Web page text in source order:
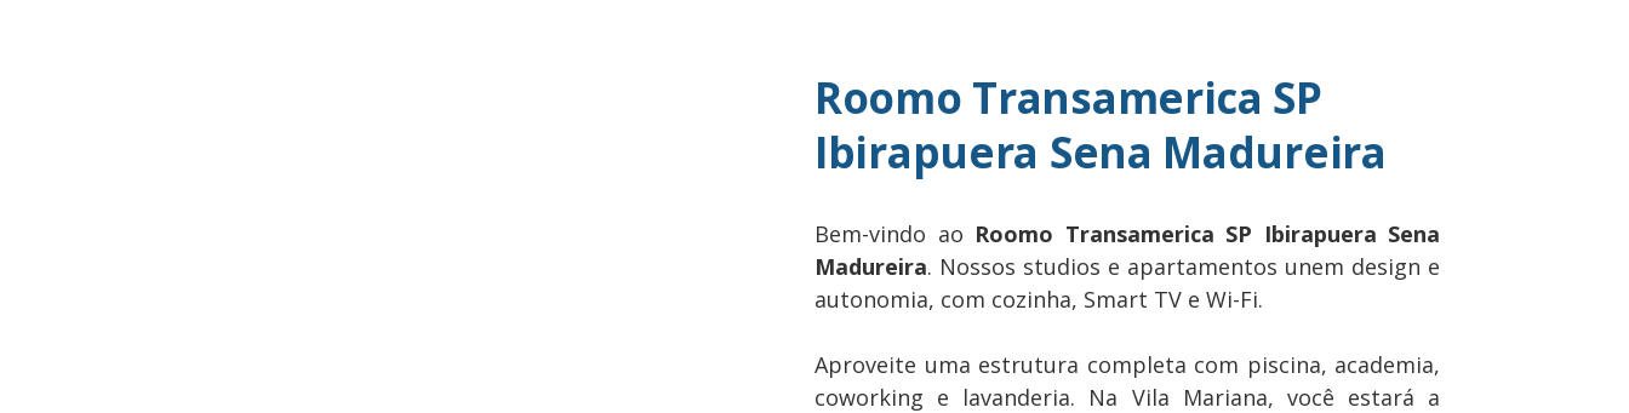
Roomo Transamerica SP
Ibirapuera Sena Madureira
Bem-vindo ao Roomo Transamerica SP Ibirapuera Sena
Madureira. Nossos studios e apartamentos unem design e
autonomia, com cozinha, Smart TV e Wi-Fi.
Aproveite uma estrutura completa com piscina, academia,
coworking e lavanderia. Na Vila Mariana, você estará a